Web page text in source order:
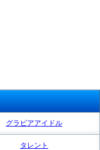
グラビアアイドル
タレント